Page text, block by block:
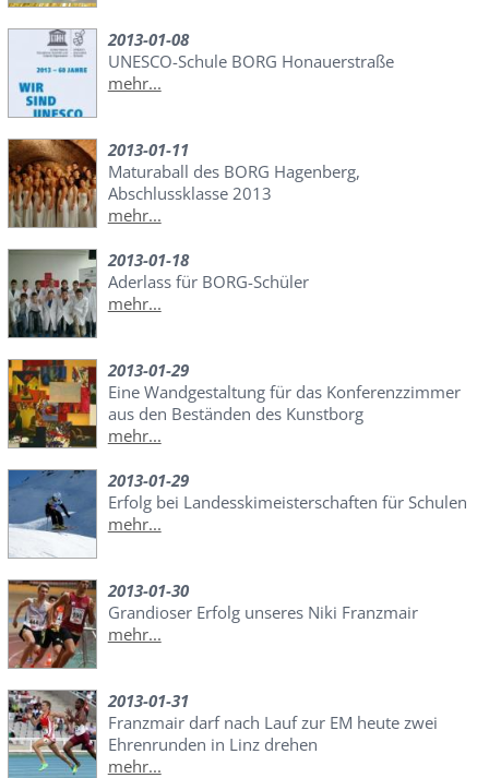
2013-01-08
UNESCO-Schule BORG Honauerstraße
mehr...
2013-01-11
Maturaball des BORG Hagenberg,
Abschlussklasse 2013
mehr...
2013-01-18
Aderlass für BORG-Schüler
mehr...
2013-01-29
Eine Wandgestaltung für das Konferenzzimmer
aus den Beständen des Kunstborg
mehr...
2013-01-29
Erfolg bei Landesskimeisterschaften für Schulen
mehr...
2013-01-30
Grandioser Erfolg unseres Niki Franzmair
mehr...
2013-01-31
Franzmair darf nach Lauf zur EM heute zwei
Ehrenrunden in Linz drehen
mehr...